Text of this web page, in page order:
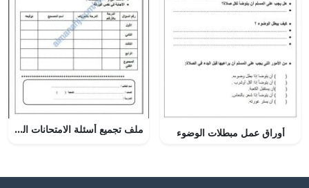
أوراق عمل مبطلات الوضوء ملف تجميع أسئلة الامتحانات الرسمية والأجوبة للسنوات السابقة (~)-الملف الثالث (اجتماعيات) السابع